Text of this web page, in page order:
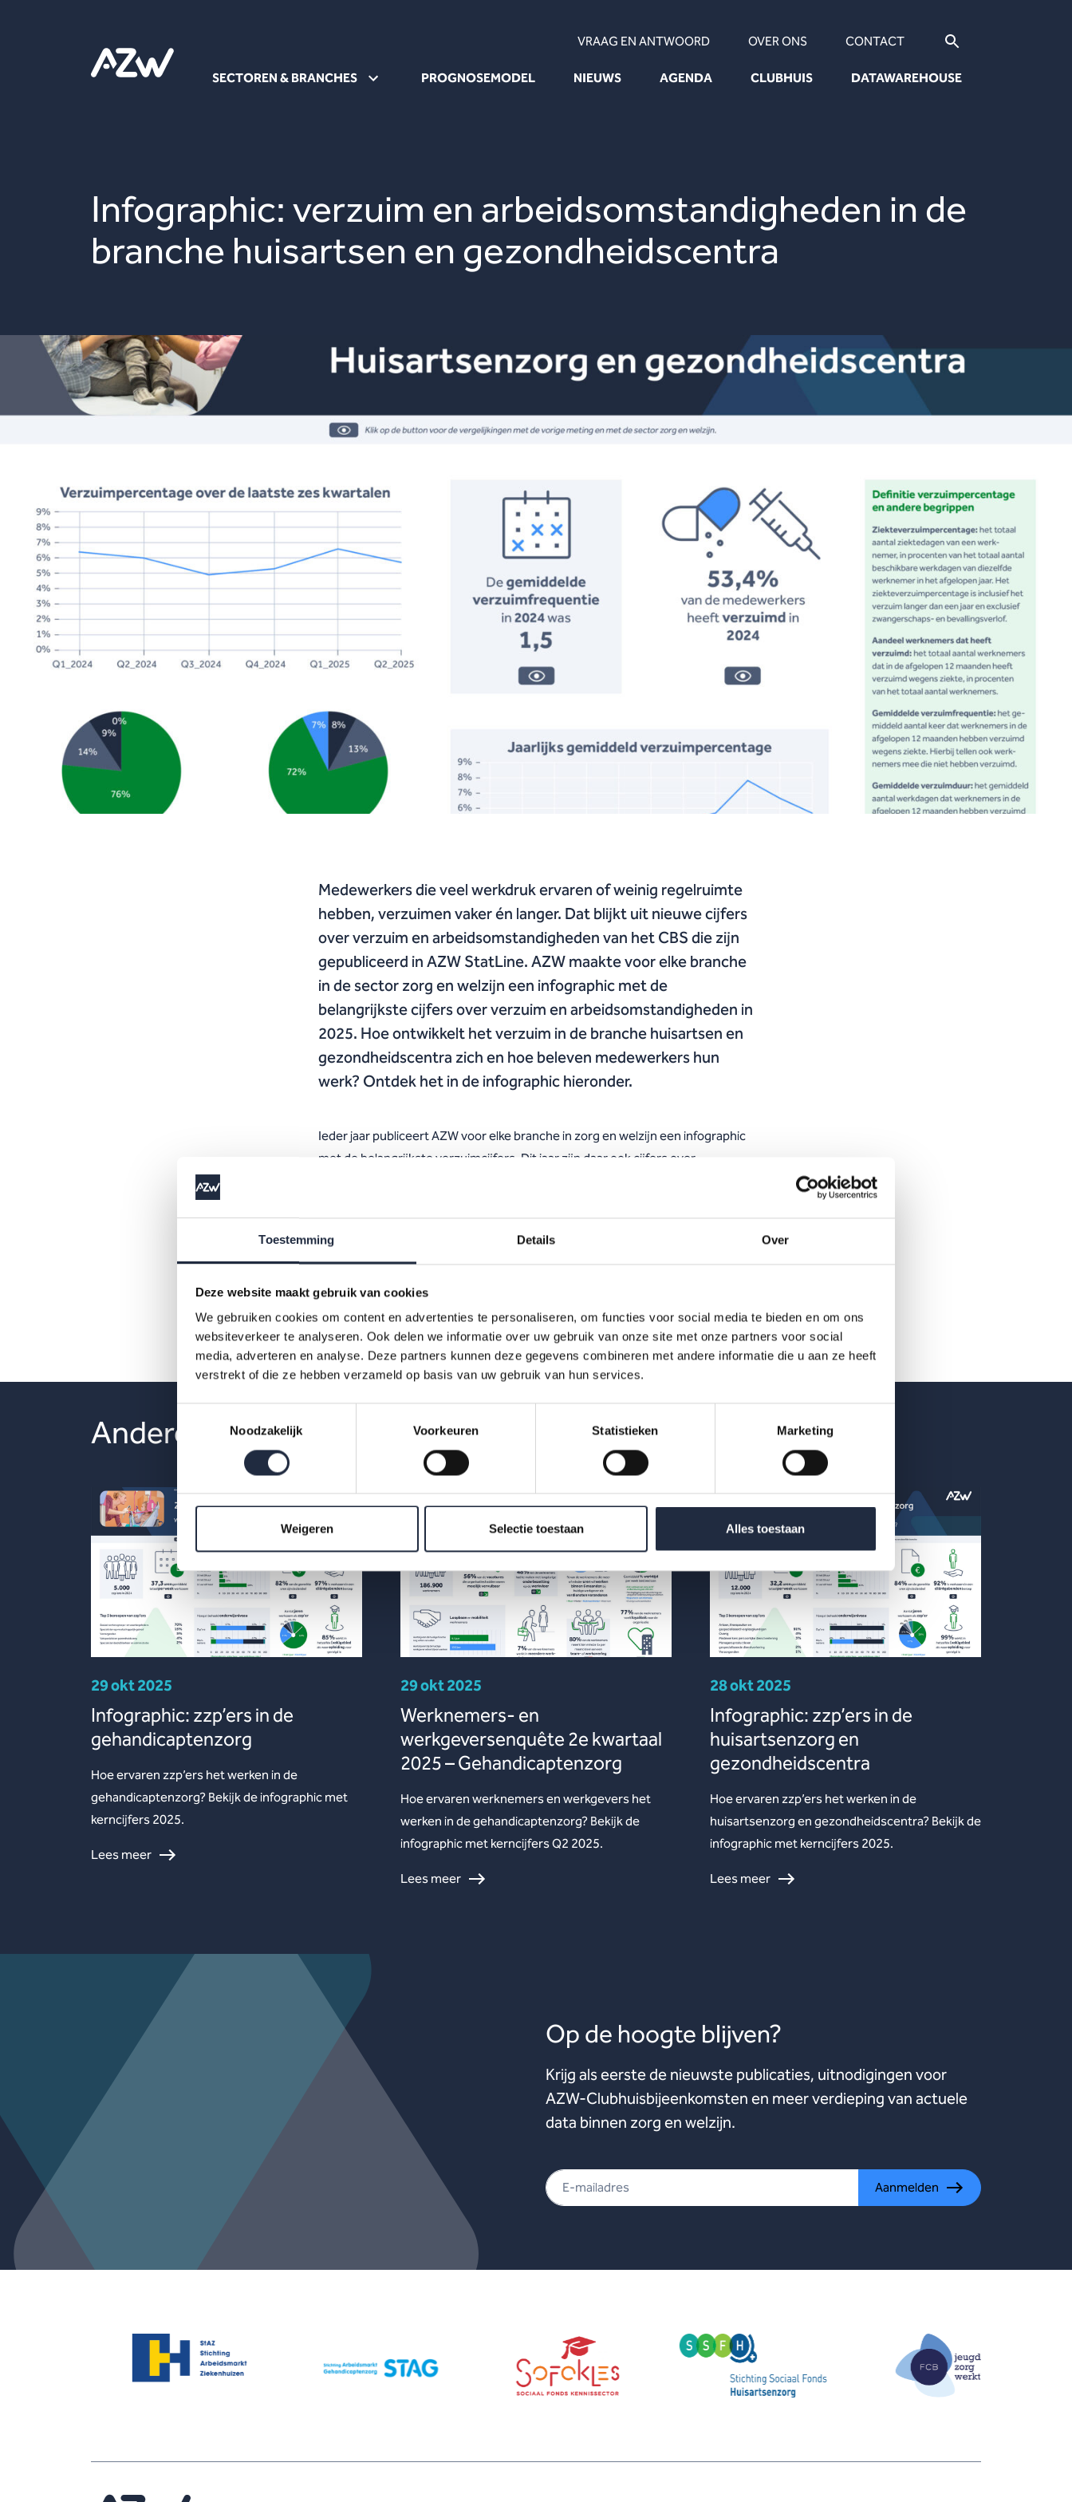
Toestemming Details Over
Deze website maakt gebruik van cookies
We gebruiken cookies om content en advertenties te personaliseren, om functies voor social media te bieden en om ons
websiteverkeer te analyseren. Ook delen we informatie over uw gebruik van onze site met onze partners voor social
media, adverteren en analyse. Deze partners kunnen deze gegevens combineren met andere informatie die u aan ze heeft
verstrekt of die ze hebben verzameld op basis van uw gebruik van hun services.
Noodzakelijk
Voorkeuren Statistieken Marketing
Weigeren Selectie toestaan Alles toestaan
SECTOREN & BRANCHES PROGNOSEMODEL NIEUWS AGENDA CLUBHUIS DATAWAREHOUSE
VRAAG EN ANTWOORD OVER ONS CONTACT
Infographic: verzuim en arbeidsomstandigheden in de
branche huisartsen en gezondheidscentra
Medewerkers die veel werkdruk ervaren of weinig regelruimte
hebben, verzuimen vaker én langer. Dat blijkt uit nieuwe cijfers
over verzuim en arbeidsomstandigheden van het CBS die zijn
gepubliceerd in AZW StatLine. AZW maakte voor elke branche
in de sector zorg en welzijn een infographic met de
belangrijkste cijfers over verzuim en arbeidsomstandigheden in
2025. Hoe ontwikkelt het verzuim in de branche huisartsen en
gezondheidscentra zich en hoe beleven medewerkers hun
werk? Ontdek het in de infographic hieronder.
Ieder jaar publiceert AZW voor elke branche in zorg en welzijn een infographic
met de belangrijkste verzuimcijfers. Dit jaar zijn daar ook cijfers over
welke verbanden er zijn tussen werkdruk, regelruimte en langdurig verzuim.
Infographic verzuim en arbeidsomstandigheden huisartsen en
gezondheidscentra 2025
Andere publicaties
29 okt 2025
Infographic: zzp’ers in de
gehandicaptenzorg
Hoe ervaren zzp’ers het werken in de
gehandicaptenzorg? Bekijk de infographic met
kerncijfers 2025.
Lees meer
29 okt 2025
Werknemers- en
werkgeversenquête 2e kwartaal
2025 – Gehandicaptenzorg
Hoe ervaren werknemers en werkgevers het
werken in de gehandicaptenzorg? Bekijk de
infographic met kerncijfers Q2 2025.
Lees meer
28 okt 2025
Infographic: zzp’ers in de
huisartsenzorg en
gezondheidscentra
Hoe ervaren zzp’ers het werken in de
huisartsenzorg en gezondheidscentra? Bekijk de
infographic met kerncijfers 2025.
Lees meer
Op de hoogte blijven?
Krijg als eerste de nieuwste publicaties, uitnodigingen voor
AZW-Clubhuisbijeenkomsten en meer verdieping van actuele
data binnen zorg en welzijn.
Aanmelden